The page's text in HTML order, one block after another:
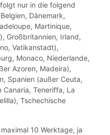
nur in die folgend
Dänemark,
Martinique,
Großbritannien, Irland,
Vatikanstadt),
Monaco, Niederlande,
Azoren, Madeira),
Spanien (außer Ceuta,
Canaria, Teneriffa, La
Tschechische
10 Werktage, ja